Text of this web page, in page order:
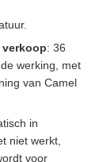
: 36
werking, met
van Camel
in
niet werkt,
voor